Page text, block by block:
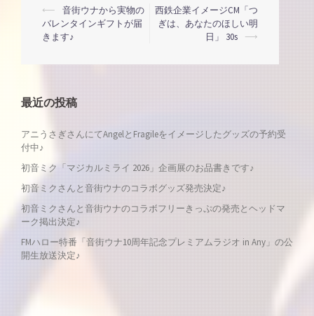
投
稿
ナ
ビ
ゲ
ー
シ
ョ
ン
⟵
音街ウナから実物の
バレンタインギフトが届
きます♪
西鉄企業イメージCM「つ
ぎは、あなたのほしい明
日」 30s
⟶
最近の投稿
アニうさぎさんにてAngelとFragileをイメージしたグッズの予約受
付中♪
初音ミク「マジカルミライ 2026」企画展のお品書きです♪
初音ミクさんと音街ウナのコラボグッズ発売決定♪
初音ミクさんと音街ウナのコラボフリーきっぷの発売とヘッドマ
ーク掲出決定♪
FMハロー特番「音街ウナ10周年記念プレミアムラジオ in Any」の公
開生放送決定♪